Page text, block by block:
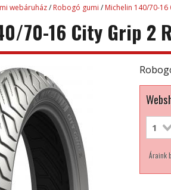
webáruház/ Robogó gumi / Michelin 140/70-
70-16 City Grip 2
Áraink